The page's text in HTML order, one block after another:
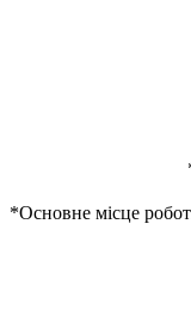
*Основне місце